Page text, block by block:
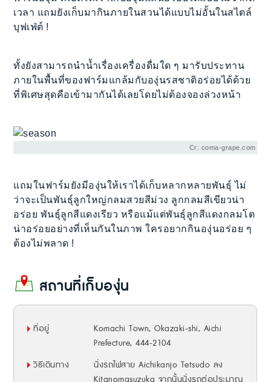
เวลา แถมยังเก็บมากินภายในสวนได้แบบไม่อั้นในสไตล์
บุฟเฟ่ต์ !
ทั้งยังสามารถนำน้ำเรื่องเครื่องดื่มใด ๆ มารับประทาน
ภายในพื้นที่ของฟาร์มแกล้มกับองุ่นรสชาติอร่อยได้ด้วย
ที่พิเศษสุดคือเข้ามากันได้เลยโดยไม่ต้องจองล่วงหน้า
Cr: coma-grape.com
แถมในฟาร์มยังมีองุ่นให้เราได้เก็บหลากหลายพันธุ์ ไม่
ว่าจะเป็นพันธุ์ลูกใหญ่กลมสวยสีม่วง ลูกกลมสีเขียวน่า
อร่อย พันธุ์ลูกสีแดงเรียว หรือแม้แต่พันธุ์ลูกสีแดงกลมโต
น่าอร่อยอย่างที่เห็นกันในภาพ ใครอยากกินองุ่นอร่อย ๆ
ต้องไม่พลาด !
สถานที่เก็บองุ่น
ที่อยู่
Komachi Town, Okazaki-shi, Aichi
Prefecture, 444-2104
วิธีเดินทาง
นั่งรถไฟสาย Aichikanjo Tetsudo ลง